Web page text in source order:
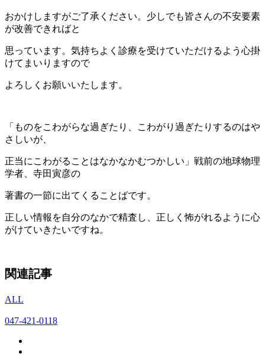
おかけしますがご了承ください。少しでも皆さんの不安要素
が改善できればと
思っています。気持ちよく診療を受けていただけるよう心掛
けてまいりますので
よろしくお願いいたします。
「ものをこわがらな過ぎたり、こわがり過ぎたりするのはや
さしいが、
正当にこわがることはなかなかむつかしい」戦前の地球物理
学者、寺田寅彦の
著書の一節に出てくることばです。
正しい情報を自分のなかで精査し、正しく怖がれるように心
がけていきたいですね。
関連記事
ALL
047-421-0118